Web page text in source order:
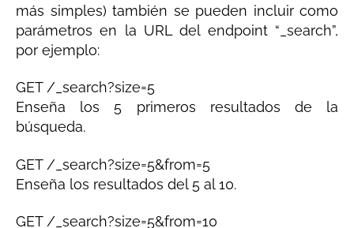
más simples) también se pueden incluir como
parámetros en la URL del endpoint “_search”,
por ejemplo:
GET /_search?size=5
Enseña los 5 primeros resultados de la
búsqueda.
GET /_search?size=5&from=5
Enseña los resultados del 5 al 10.
GET /_search?size=5&from=10